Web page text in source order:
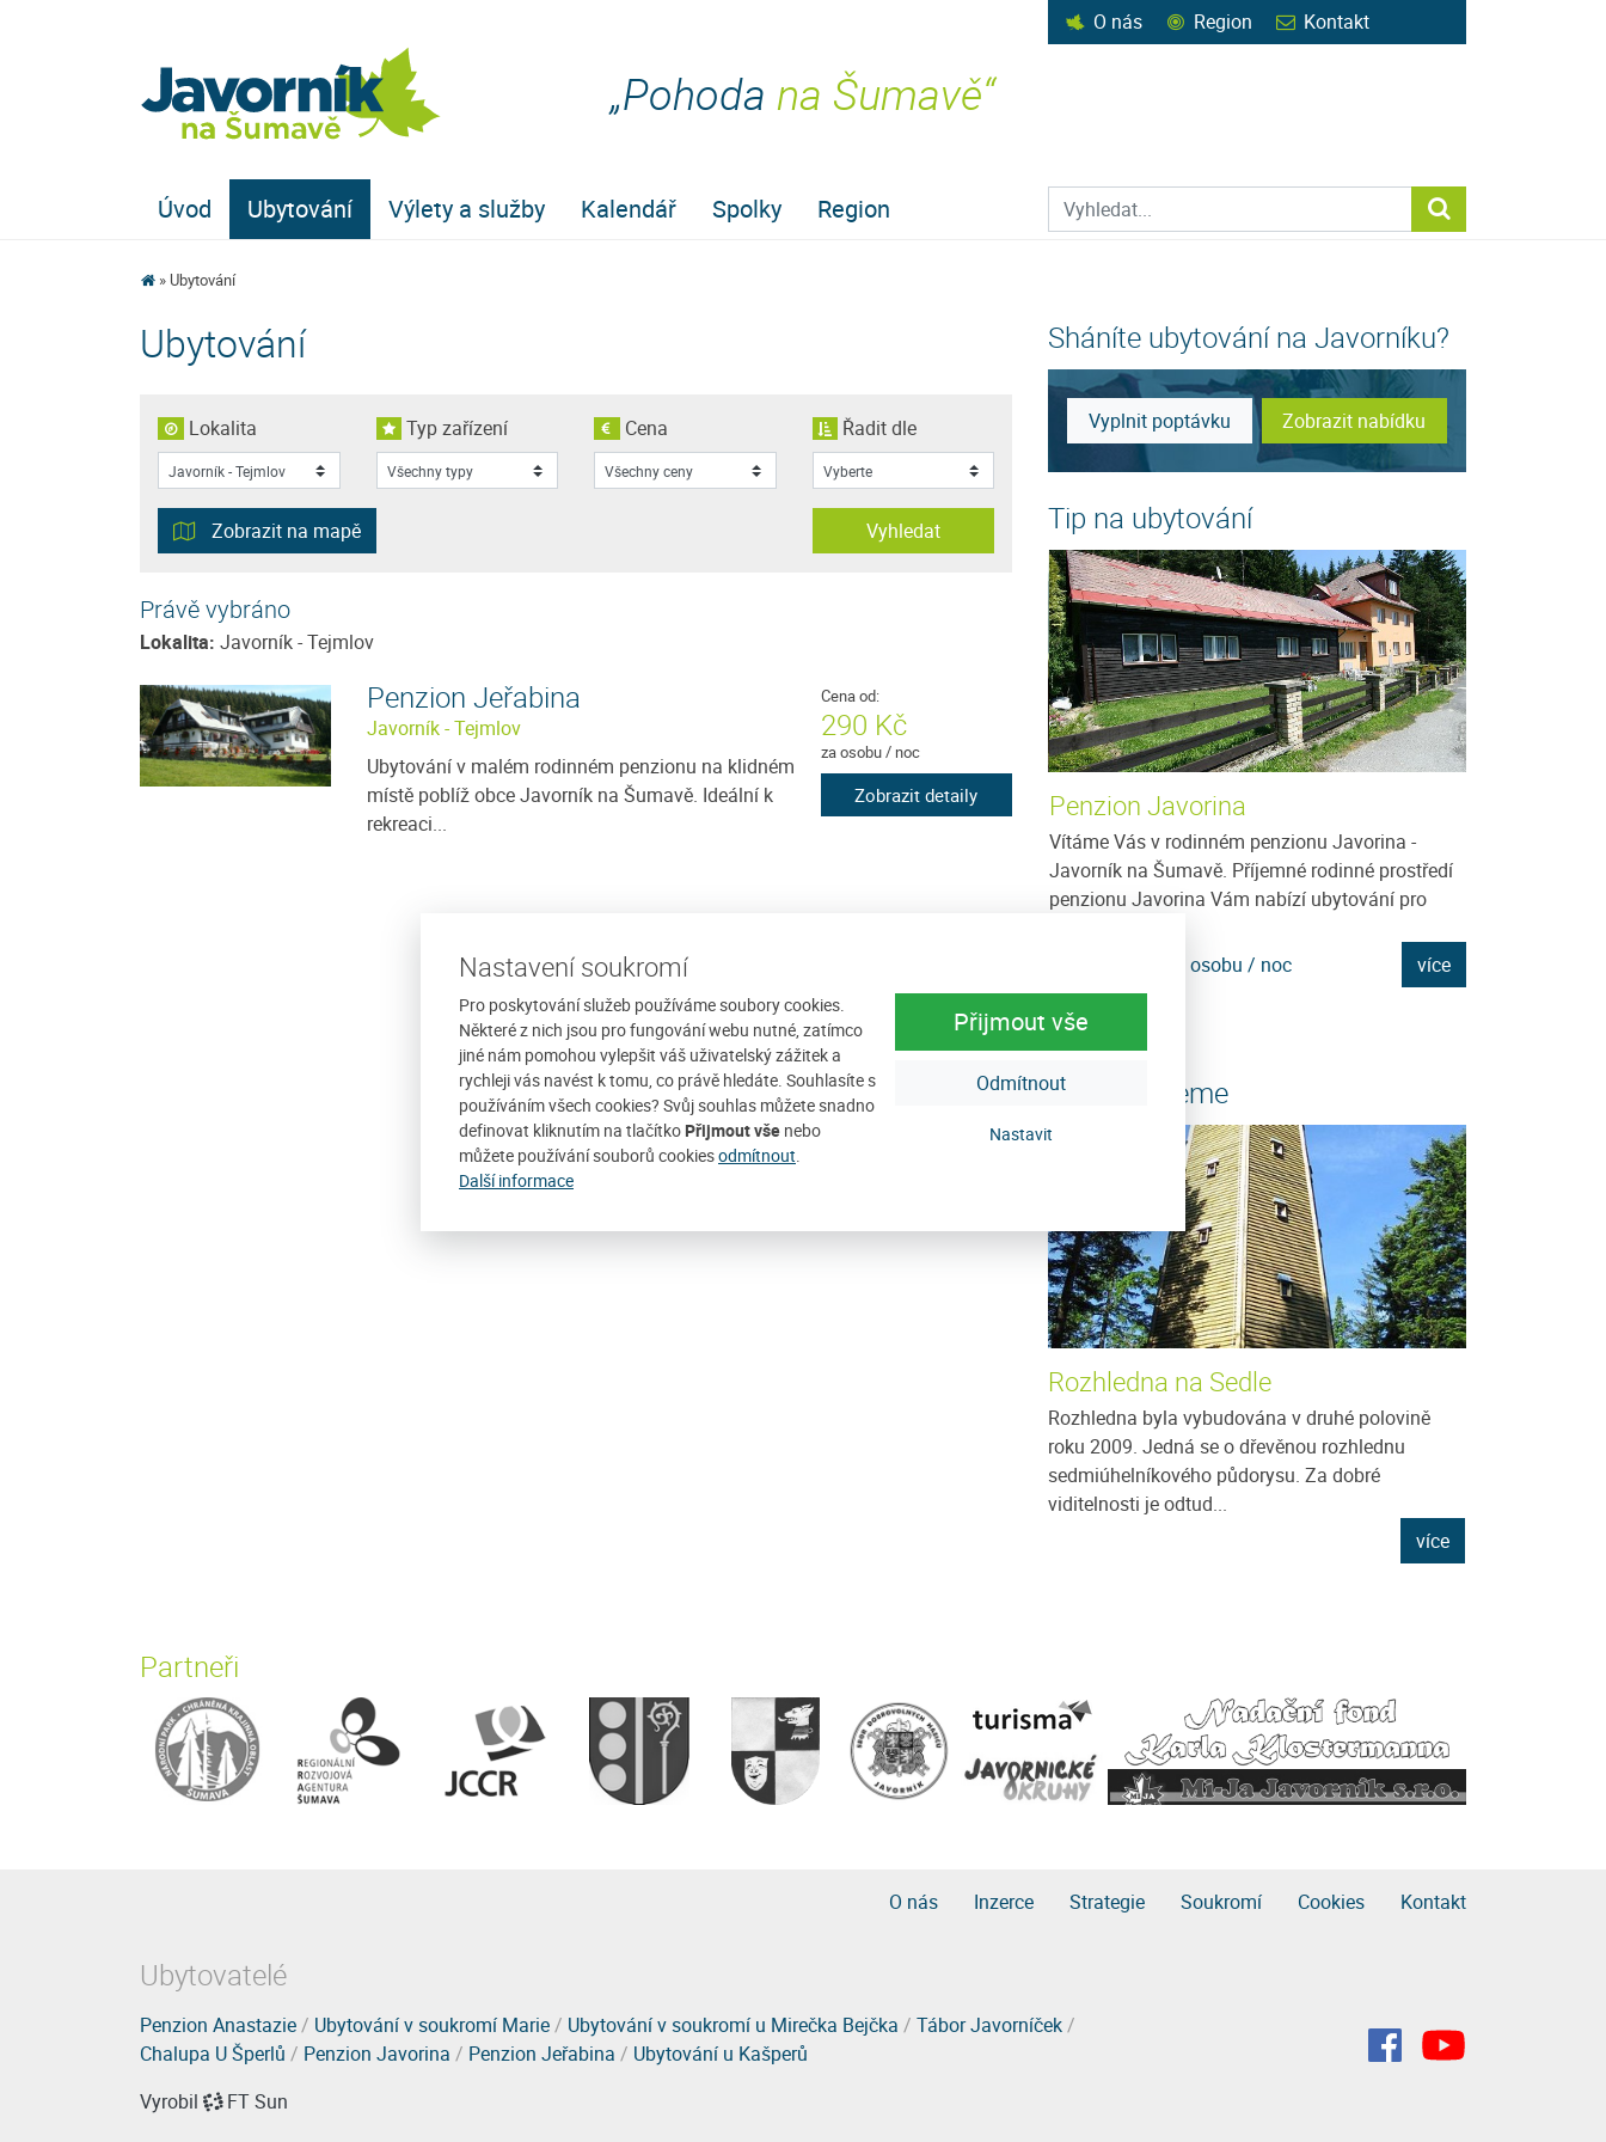
Nastavení soukromí
Pro poskytování služeb používáme soubory cookies.
Některé z nich jsou pro fungování webu nutné, zatímco
jiné nám pomohou vylepšit váš uživatelský zážitek a
rychleji vás navést k tomu, co právě hledáte. Souhlasíte s
používáním všech cookies? Svůj souhlas můžete snadno
definovat kliknutím na tlačítko Přijmout vše nebo
můžete používání souborů cookiesodmítnout.
Další informace
Přijmout vše
Odmítnout
Nastavit
O nás Region Kontakt
„Pohoda na Šumavě“
Prohledat web
Úvod Ubytování Výlety a služby Kalendář Spolky Region
Ubytování
Ubytování
Lokalita Typ zařízení Cena Řadit dle
Vyhledat
Zobrazit na mapě
Právě vybráno
Lokalita: Javorník - Tejmlov
Penzion Jeřabina
Javorník - Tejmlov
Ubytování v malém rodinném penzionu na klidném
místě poblíž obce Javorník na Šumavě. Ideální k
rekreaci...
Cena od:
290 Kč
za osobu / noc
Zobrazit detaily
Sháníte ubytování na Javorníku?
Vyplnit poptávku Zobrazit nabídku
Tip na ubytování
Hotel Krásná Vyhlídka
více
Ubytování u Kašperů
Cena: 350 Kč za osobu / noc
Penzion Javorina
Vítáme Vás v rodinném penzionu Javorina -
Javorník na Šumavě. Příjemné rodinné prostředí
penzionu Javorina Vám nabízí ubytování pro
Cena: 250 Kč za osobu / noc
více
Doporučujeme
Rozhledna na Sedle
Rozhledna byla vybudována v druhé polovině
roku 2009. Jedná se o dřevěnou rozhlednu
sedmiúhelníkového půdorysu. Za dobré
viditelnosti je odtud...
více
Partneři
O nás Inzerce Strategie Soukromí Cookies Kontakt
Ubytovatelé
Penzion Anastazie/ Ubytování v soukromí Marie/ Ubytování v soukromí u Mirečka Bejčka / Tábor Javorníček/
Chalupa U Šperlů / Penzion Javorina / Penzion Jeřabina / Ubytování u Kašperů
Vyrobil
FT Sun